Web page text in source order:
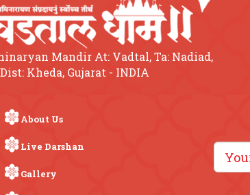
Mandir At: Vadtal, Ta: Nadiad,
Dist: Kheda, Gujarat - INDIA
About Us
Live Darshan
Gallery